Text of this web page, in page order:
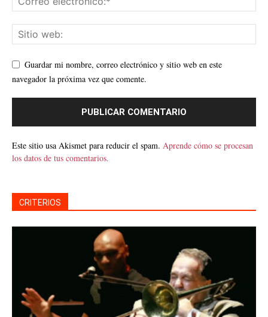
Guardar mi nombre, correo electrónico y sitio web en este
navegador la próxima vez que comente.
Este sitio usa Akismet para reducir el spam. Aprende cómo se procesan
los datos de tus comentarios.
CRITERIOS